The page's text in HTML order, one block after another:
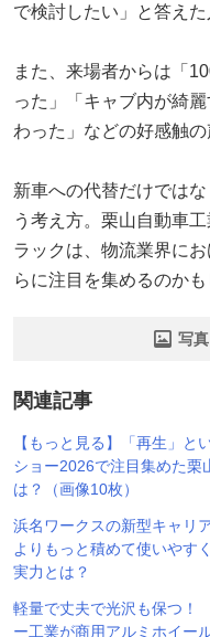
で検討したい」と答えた
また、来場者からは「
った」「キャブ内が綺
わった」などの好感触の
新車への代替だけでは
う考え方。栗山自動車
ラックは、物流業界に
らに注目を集めるのかも
写
関連記事
【もっと見る】「再生」
ショー2026で注目集めた栗
は？（画像10枚）
浜名ワークスの新型キャリ
よりもっと積めて使いやす
実力とは？
軽量で丈夫で光沢も保つ！
ー工業が商用アルミホイー